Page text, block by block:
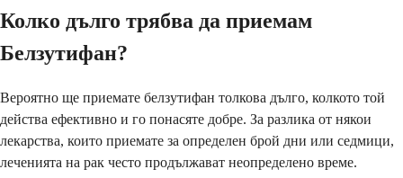
Колко дълго трябва да приемам
Белзутифан?
Вероятно ще приемате белзутифан толкова дълго, колкото той
действа ефективно и го понасяте добре. За разлика от някои
лекарства, които приемате за определен брой дни или седмици,
леченията на рак често продължават неопределено време.